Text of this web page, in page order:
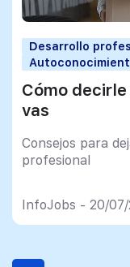
Desarrollo
Cómo
vas
Consejos para
profesional
InfoJobs - 20/